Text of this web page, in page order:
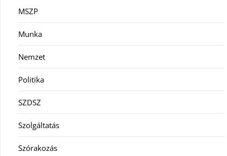
MSZP
Munka
Nemzet
Politika
SZDSZ
Szolgáltatás
Szórakozás